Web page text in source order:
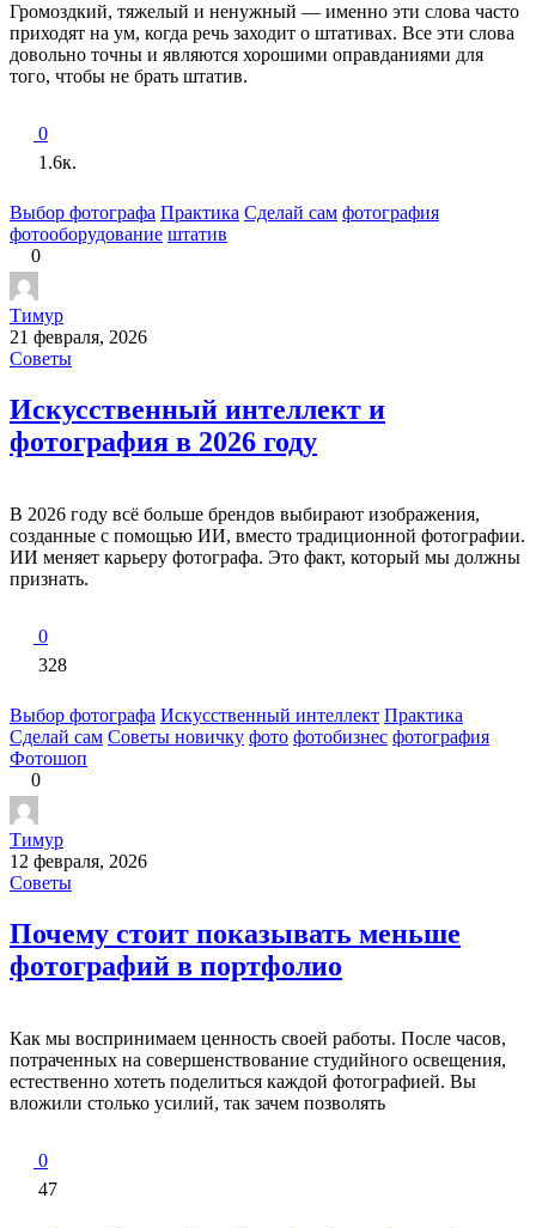
Громоздкий, тяжелый и ненужный — именно эти слова часто
приходят на ум, когда речь заходит о штативах. Все эти слова
довольно точны и являются хорошими оправданиями для
того, чтобы не брать штатив.
0
1.6к.
Выбор фотографа Практика Сделай сам фотография
фотооборудование штатив
0
Тимур
21 февраля, 2026
Советы
Искусственный интеллект и
фотография в 2026 году
В 2026 году всё больше брендов выбирают изображения,
созданные с помощью ИИ, вместо традиционной фотографии.
ИИ меняет карьеру фотографа. Это факт, который мы должны
признать.
0
328
Выбор фотографа Искусственный интеллект Практика
Сделай сам Советы новичку фото фотобизнес фотография
Фотошоп
0
Тимур
12 февраля, 2026
Советы
Почему стоит показывать меньше
фотографий в портфолио
Как мы воспринимаем ценность своей работы. После часов,
потраченных на совершенствование студийного освещения,
естественно хотеть поделиться каждой фотографией. Вы
вложили столько усилий, так зачем позволять
0
47